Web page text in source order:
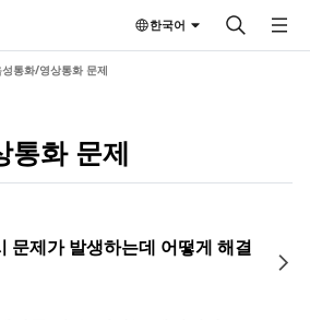
한국어
성통화/영상통화 문제
통화 문제
문제가 발생하는데 어떻게 해결